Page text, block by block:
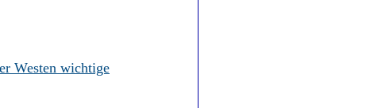
Danzig und Westpreußen
Westen wichtige